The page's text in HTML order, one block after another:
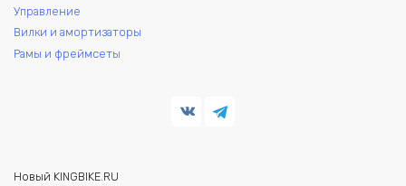
Управление
Вилки и амортизаторы
Рамы и фреймсеты
Новый KINGBIKE.RU